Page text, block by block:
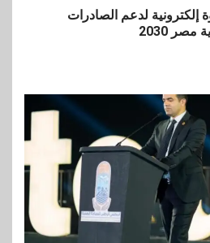
إلكترونية لدعم الصادرات
2030